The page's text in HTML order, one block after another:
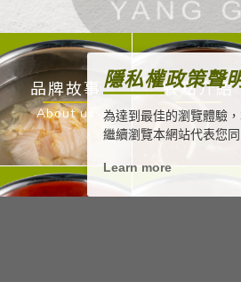
品牌故事
About us
餐點介紹
Meal
隱私權政策聲
為達到最佳的瀏覽體驗
繼續瀏覽本網站代表您
Learn more